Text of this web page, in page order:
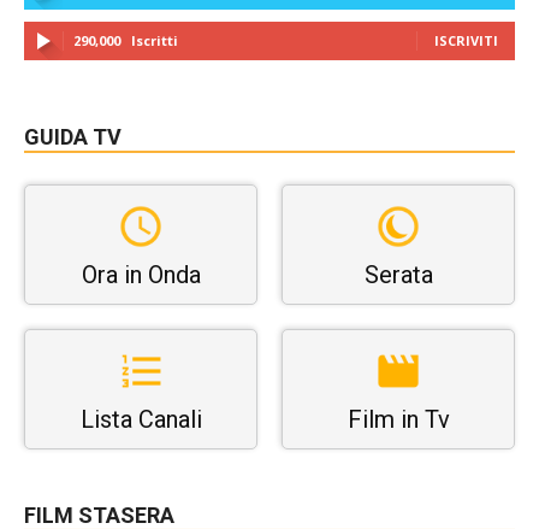
290,000 Iscritti ISCRIVITI
GUIDA TV
Ora in Onda Serata
Lista Canali Film in Tv
FILM STASERA